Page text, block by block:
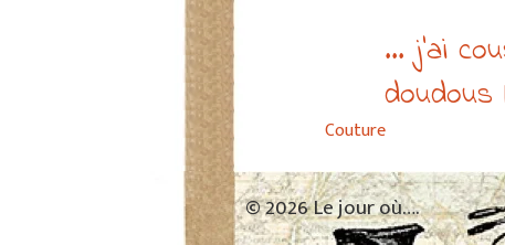
... j’ai
doudous
Couture
© 2026 Le jour où….